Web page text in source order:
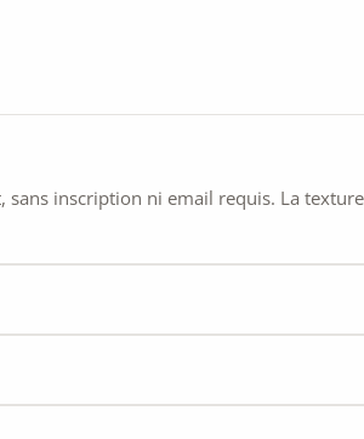
sans inscription ni email requis. La texture